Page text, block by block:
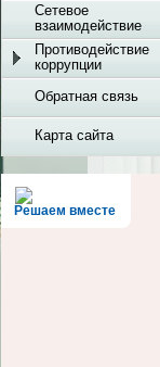
Сетевое
взаимодействие
Противодействие
коррупции
Обратная связь
Карта сайта
Решаем вместе